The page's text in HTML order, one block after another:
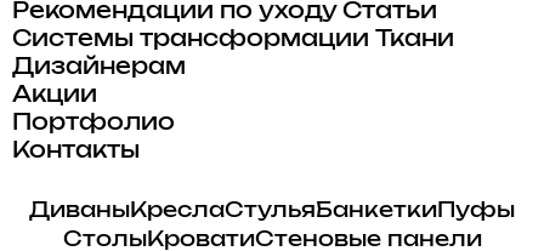
Рекомендации по уходу Статьи
Системы трансформации
Ткани
Дизайнерам
Акции
Портфолио
Контакты
ДиваныКреслаСтульяБанкеткиПуфы
СтолыКроватиСтеновые панели